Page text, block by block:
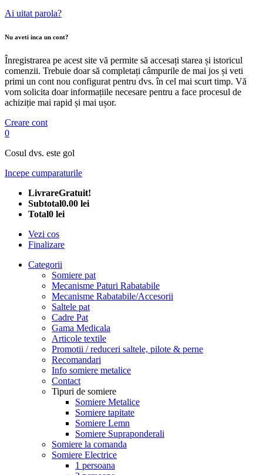
Ai uitat parola?
Nu aveti inca un cont?
Înregistrarea pe acest site vă permite să accesați starea și istoricul
comenzii. Trebuie doar să completați câmpurile de mai jos și veti
primi un cont nou configurat pentru dvs. în cel mai scurt timp. Vă
vom solicita doar informațiile necesare pentru a face procesul de
achiziție mai rapid și mai ușor.
Creare cont
0
Cosul dvs. este gol
Incepe cumparaturile
LivrareGratuit!
Subtotal0.00 lei
Total0 lei
Vezi cos
Finalizare
Categorii
Somiere pat
Mecanisme Paturi Rabatabile
Mecanisme Rabatabile/Accesorii
Saltele pat
Cadre Pat
Gama Medicala
Articole textile
Promotii / reduceri saltele, pilote & perne
Recomandari
Info somiere metalice
Contact
Tipuri de somiere
Somiere Metalice
Somiere tapitate
Somiere Lemn
Somiere Supraponderali
Somiere la comanda
Somiere Electrice
1 persoana